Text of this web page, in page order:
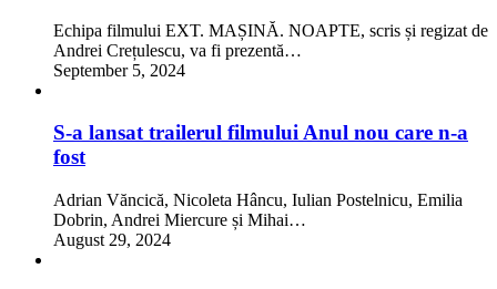
Echipa filmului EXT. MAȘINĂ. NOAPTE, scris și regizat de
Andrei Crețulescu, va fi prezentă…
September 5, 2024
S-a lansat trailerul filmului Anul nou care n-a
fost
Adrian Văncică, Nicoleta Hâncu, Iulian Postelnicu, Emilia
Dobrin, Andrei Miercure și Mihai…
August 29, 2024